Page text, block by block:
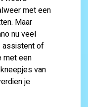
met een
Maar
nu veel
assistent of
met een
van
je